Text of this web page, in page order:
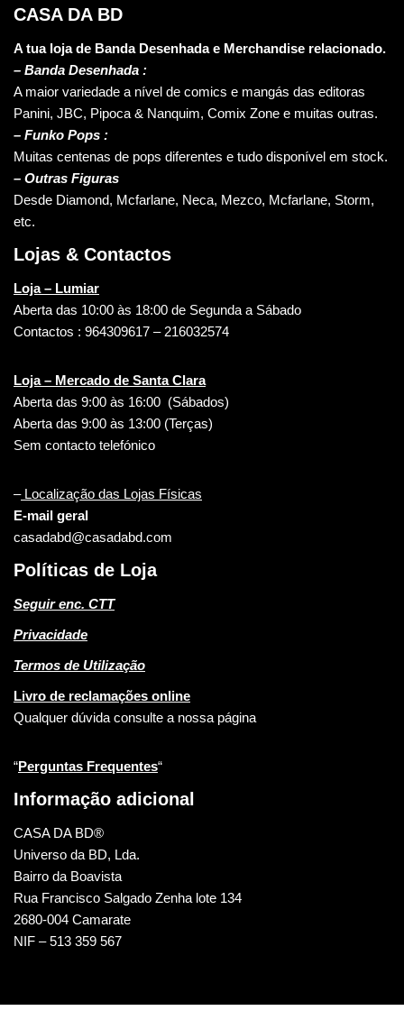
CASA DA BD
A tua loja de Banda Desenhada e Merchandise relacionado.
– Banda Desenhada :
A maior variedade a nível de comics e mangás das editoras
Panini, JBC, Pipoca & Nanquim, Comix Zone e muitas outras.
– Funko Pops :
Muitas centenas de pops diferentes e tudo disponível em stock.
– Outras Figuras
Desde Diamond, Mcfarlane, Neca, Mezco, Mcfarlane, Storm,
etc.
Lojas & Contactos
Loja – Lumiar
Aberta das 10:00 às 18:00 de Segunda a Sábado
Contactos : 964309617 – 216032574
Loja – Mercado de Santa Clara
Aberta das 9:00 às 16:00 (Sábados)
Aberta das 9:00 às 13:00 (Terças)
Sem contacto telefónico
–Localização das Lojas Físicas
E-mail geral
casadabd@casadabd.com
Políticas de Loja
Seguir enc. CTT
Privacidade
Termos de Utilização
Livro de reclamações online
Qualquer dúvida consulte a nossa página
“Perguntas Frequentes“
Informação adicional
CASA DA BD®
Universo da BD, Lda.
Bairro da Boavista
Rua Francisco Salgado Zenha lote 134
2680-004 Camarate
NIF – 513 359 567